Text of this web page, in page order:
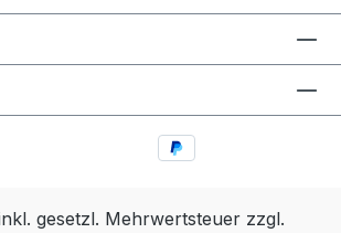
gesetzl. Mehrwertsteuer zzgl.